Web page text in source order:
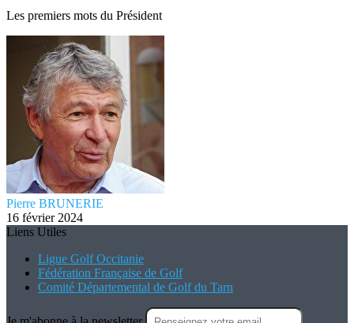
Les premiers mots du Président
Pierre BRUNERIE
16 février 2024
Liens Utiles
Ligue Golf Occitanie
Fédération Française de Golf
Comité Départemental de Golf du Tarn